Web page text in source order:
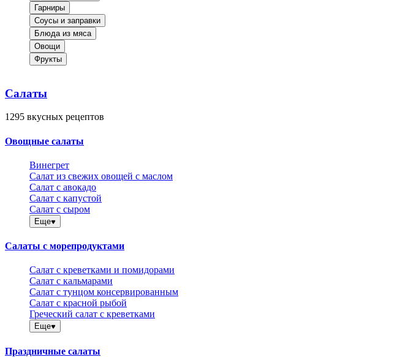
Гарниры
Соусы и заправки
Блюда из мяса
Овощи
Фрукты
Салаты
1295 вкусных рецептов
Овощные салаты
Винегрет
Салат из свежих овощей с маслом
Салат с авокадо
Салат с капустой
Салат с сыром
Еще
Салаты с морепродуктами
Салат с креветками и помидорами
Салат с кальмарами
Салат с тунцом консервированным
Салат с красной рыбой
Греческий салат с креветками
Еще
Праздничные салаты